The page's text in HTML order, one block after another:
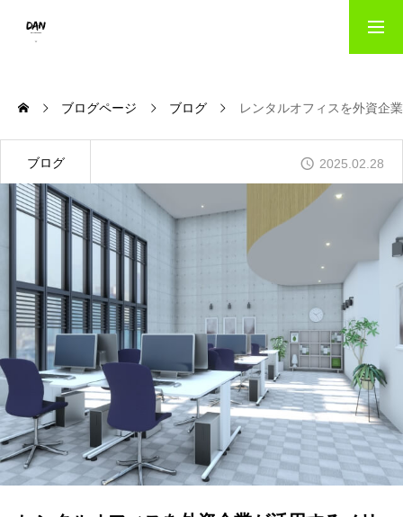
出版事業のご案内｜danパブリッシング
写真撮影サービス｜danフォト
会社概要
お問い合わせ
ブログページ ブログ レンタルオフィスを外資企
ブログ 2025.02.28